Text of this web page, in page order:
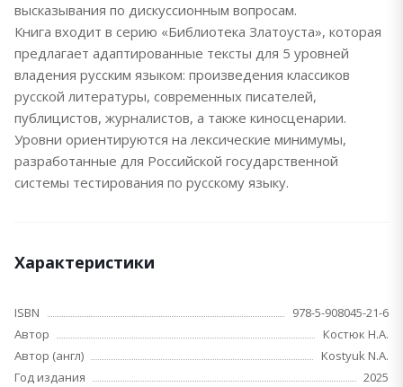
высказывания по дискуссионным вопросам.
Книга входит в серию «Библиотека Златоуста», которая
предлагает адаптированные тексты для 5 уровней
владения русским языком: произведения классиков
русской литературы, современных писателей,
публицистов, журналистов, а также киносценарии.
Уровни ориентируются на лексические минимумы,
разработанные для Российской государственной
системы тестирования по русскому языку.
Характеристики
ISBN
978-5-908045-21-6
Автор
Костюк Н.А.
Автор (англ)
Kostyuk N.A.
Год издания
2025